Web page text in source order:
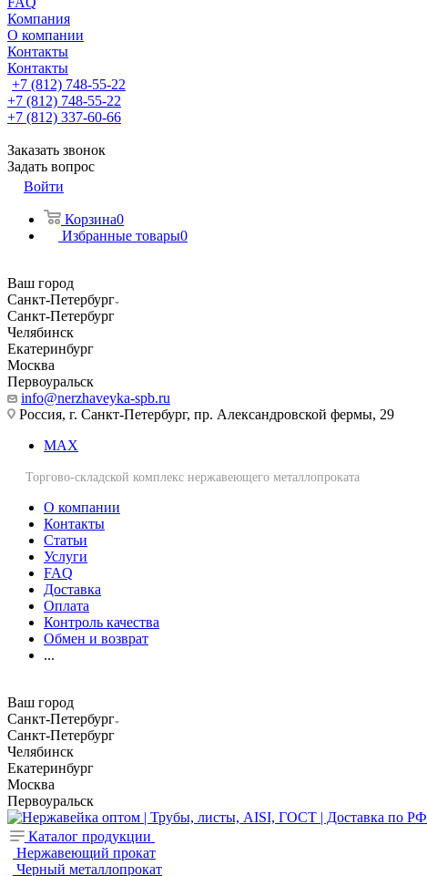
Компания
О компании
Контакты
Контакты
+7 (812) 748-55-22
+7 (812) 748-55-22
+7 (812) 337-60-66
Заказать звонок
Задать вопрос
Войти
Корзина0
Избранные товары0
Ваш город
Санкт-Петербург
Санкт-Петербург
Челябинск
Екатеринбург
Москва
Первоуральск
info@nerzhaveyka-spb.ru
Россия, г. Санкт-Петербург, пр. Александровской фермы, 29
MAX
Торгово-складской комплекс нержавеющего металлопроката
О компании
Контакты
Статьи
Услуги
FAQ
Доставка
Оплата
Контроль качества
Обмен и возврат
...
Ваш город
Санкт-Петербург
Санкт-Петербург
Челябинск
Екатеринбург
Москва
Первоуральск
Каталог продукции
Нержавеющий прокат
Черный металлопрокат